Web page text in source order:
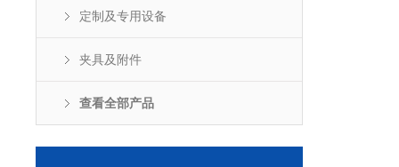
定制及专用设备
夹具及附件
查看全部产品